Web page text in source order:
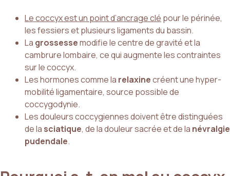
Le coccyx est un point d’ancrage clé pour le périnée,
les fessiers et plusieurs ligaments du bassin.
La grossessemodifie le centre de gravité et la
cambrure lombaire, ce qui augmente les contraintes
sur le coccyx.
Les hormones comme la relaxinecréent une hyper-
mobilité ligamentaire, source possible de
coccygodynie.
Les douleurs coccygiennes doivent être distinguées
de la sciatique, de la douleur sacrée et de la névralgie
pudendale.